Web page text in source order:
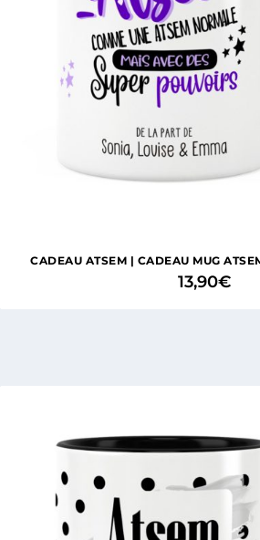
CADEAU ATSEM | CADEAU MUG
13,90€